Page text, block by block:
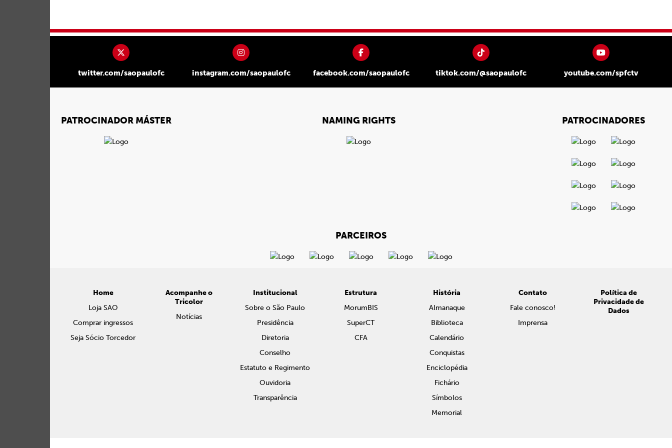
twitter.com/saopaulofc instagram.com/saopaulofc facebook.com/saopaulofc tiktok.com/@saopaulofc youtube.com/spfctv
PATROCINADOR MÁSTER NAMING RIGHTS PATROCINADORES
PARCEIROS
Home
Loja SAO
Comprar ingressos
Seja Sócio Torcedor
Acompanhe o
Tricolor
Notícias
Institucional
Sobre o São Paulo
Presidência
Diretoria
Conselho
Estatuto e Regimento
Ouvidoria
Transparência
Estrutura
MorumBIS
SuperCT
CFA
História
Almanaque
Biblioteca
Calendário
Conquistas
Enciclopédia
Fichário
Símbolos
Memorial
Contato
Fale conosco!
Imprensa
Política de
Privacidade de
Dados